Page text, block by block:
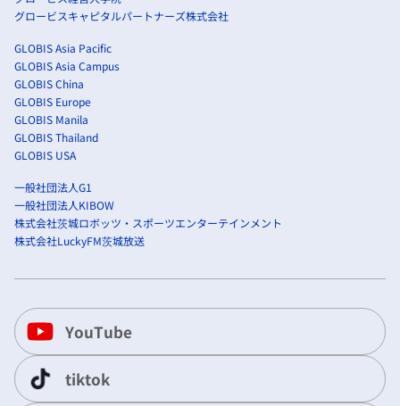
グロービスキャピタルパートナーズ株式会社
GLOBIS Asia Pacific
GLOBIS Asia Campus
GLOBIS China
GLOBIS Europe
GLOBIS Manila
GLOBIS Thailand
GLOBIS USA
一般社団法人G1
一般社団法人KIBOW
株式会社茨城ロボッツ・スポーツエンターテインメント
株式会社LuckyFM茨城放送
YouTube
tiktok